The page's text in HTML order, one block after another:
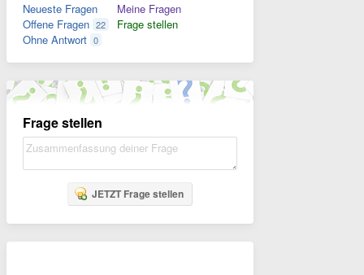
Neueste Fragen
Offene Fragen 22
Ohne Antwort 0
Meine Fragen
Frage stellen
Frage stellen
JETZT Frage stellen